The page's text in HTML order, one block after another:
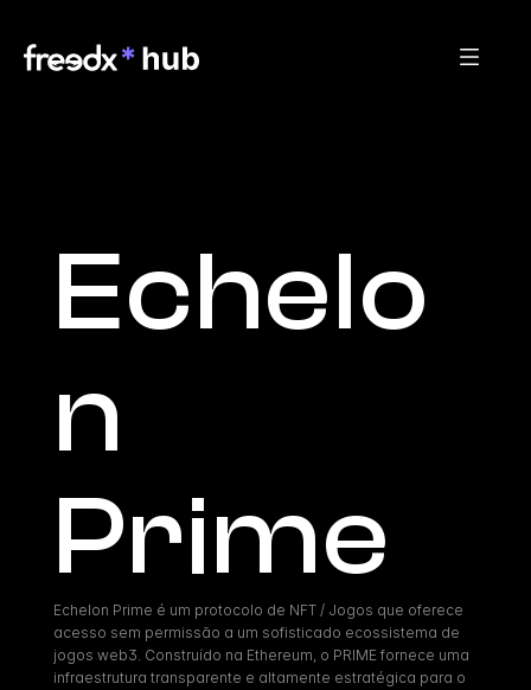
Echelo
n
Prime
Echelon Prime é um protocolo de NFT / Jogos que oferece
acesso sem permissão a um sofisticado ecossistema de
jogos web3. Construído na Ethereum, o PRIME fornece uma
infraestrutura transparente e altamente estratégica para o